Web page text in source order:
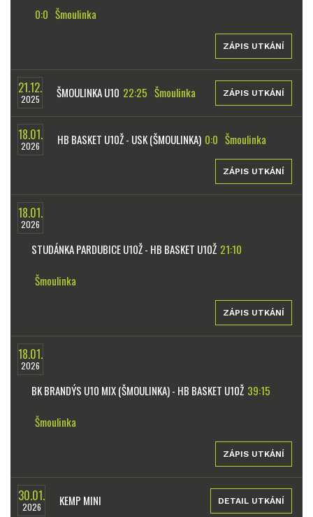
0:0 Šmoulinka
ZÁPIS UTKÁNÍ
21.12.
2025 ŠMOULINKA U10 22:25 Šmoulinka ZÁPIS UTKÁNÍ
18.01.
2026 HB BASKET U10Ž - USK (ŠMOULINKA) 0:0 Šmoulinka
ZÁPIS UTKÁNÍ
18.01.
2026
STUDÁNKA PARDUBICE U10Ž - HB BASKET U10Ž 21:10
Šmoulinka
ZÁPIS UTKÁNÍ
18.01.
2026
BK BRANDÝS U10 MIX (ŠMOULINKA) - HB BASKET U10Ž 39:15
Šmoulinka
ZÁPIS UTKÁNÍ
30.01.
2026 KEMP MINI DETAIL UTKÁNÍ